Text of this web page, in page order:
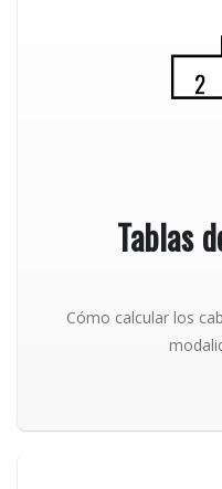
Tablas
Cómo calcular los